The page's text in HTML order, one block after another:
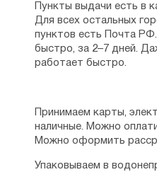
Пункты выдачи есть в
Для всех остальных
пунктов есть Почта
быстро, за 2–7 дней.
работает быстро.
Принимаем карты,
наличные. Можно
Можно оформить
Упаковываем в